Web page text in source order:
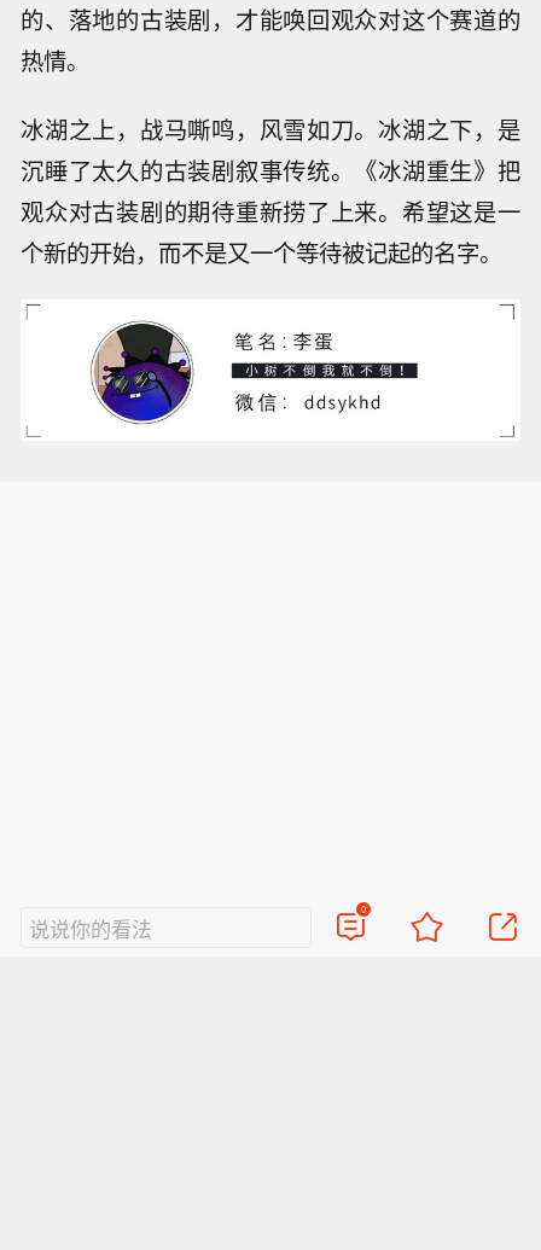
的、落地的古装剧，才能唤回观众对这个赛道的
热情。
冰湖之上，战马嘶鸣，风雪如刀。冰湖之下，是
沉睡了太久的古装剧叙事传统。《冰湖重生》把
观众对古装剧的期待重新捞了上来。希望这是一
个新的开始，而不是又一个等待被记起的名字。
说说你的看法
0